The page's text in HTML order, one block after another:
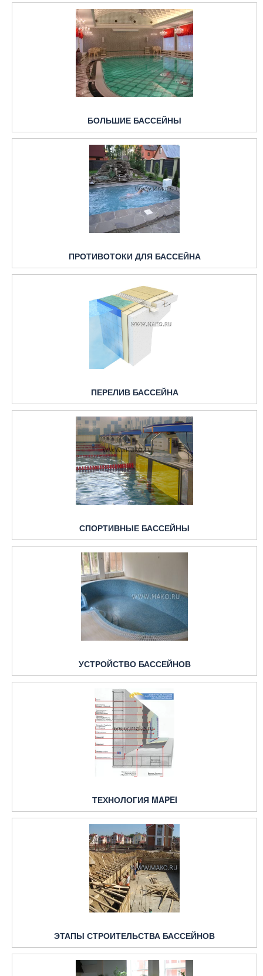
БОЛЬШИЕ БАССЕЙНЫ
ПРОТИВОТОКИ ДЛЯ БАССЕЙНА
ПЕРЕЛИВ БАССЕЙНА
СПОРТИВНЫЕ БАССЕЙНЫ
УСТРОЙСТВО БАССЕЙНОВ
ТЕХНОЛОГИЯ MAPEI
ЭТАПЫ СТРОИТЕЛЬСТВА БАССЕЙНОВ